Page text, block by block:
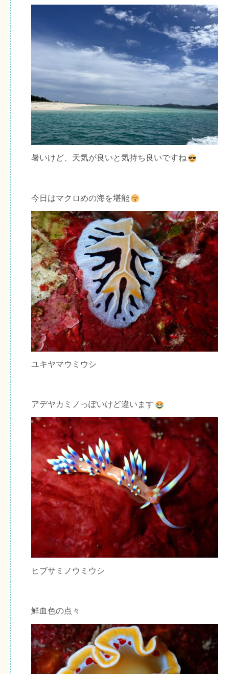
暑いけど、天気が良いと気持ち良いですね
今日はマクロめの海を堪能
ユキヤマウミウシ
アデヤカミノっぽいけど違います
ヒブサミノウミウシ
鮮血色の点々